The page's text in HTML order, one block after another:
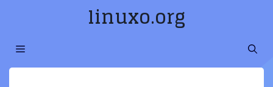
linuxo.org
MENI